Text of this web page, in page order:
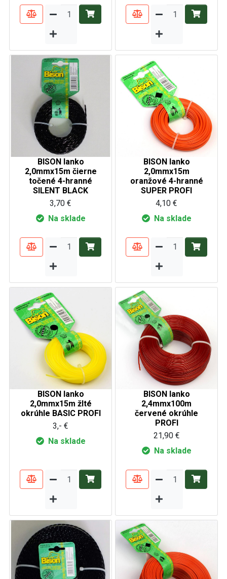
BISON lanko
2,0mmx15m čierne
točené 4-hranné
SILENT BLACK
3,70 €
Na sklade
BISON lanko
2,0mmx15m
oranžové 4-hranné
SUPER PROFI
4,10 €
Na sklade
BISON lanko
2,0mmx15m žlté
okrúhle BASIC PROFI
3,- €
Na sklade
BISON lanko
2,4mmx100m
červené okrúhle
PROFI
21,90 €
Na sklade